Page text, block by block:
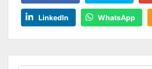
LinkedIn WhatsApp